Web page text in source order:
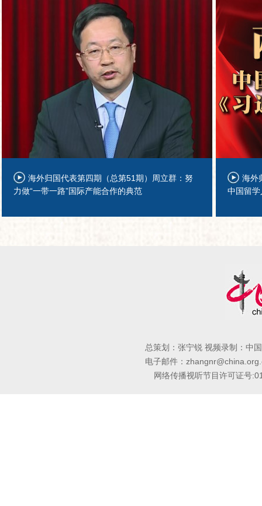
海外归国代表第四期（总第51期）周立群：努
力做“一带一路”国际产能合作的典范
海外
中国留
总策划：张宁锐 视频录制：中
电子邮件：
网络传播视听节目许可证号